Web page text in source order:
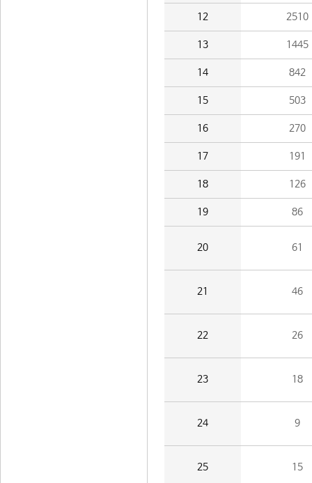
12 2510
13 1445
14 842
15 503
16 270
17 191
18 126
19 86
20 61
21 46
22 26
23 18
24 9
25 15